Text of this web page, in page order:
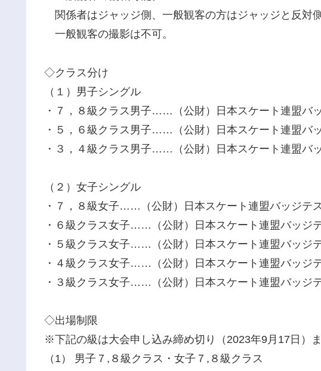
関係者はジャッジ側、一般観客の方はジャッジと反対
一般観客の撮影は不可。
◇クラス分け
（１）男子シングル
・７，８級クラス男子……（公財）日本スケート連盟バ
・５，６級クラス男子……（公財）日本スケート連盟バ
・３，４級クラス男子……（公財）日本スケート連盟バ
（２）女子シングル
・７，８級女子……（公財）日本スケート連盟バッジテ
・６級クラス女子……（公財）日本スケート連盟バッジ
・５級クラス女子……（公財）日本スケート連盟バッジ
・４級クラス女子……（公財）日本スケート連盟バッジ
・３級クラス女子……（公財）日本スケート連盟バッジ
◇出場制限
※下記の級は大会申し込み締め切り（2023年9月17日）ま
（1） 男子７,８級クラス・女子７,８級クラス